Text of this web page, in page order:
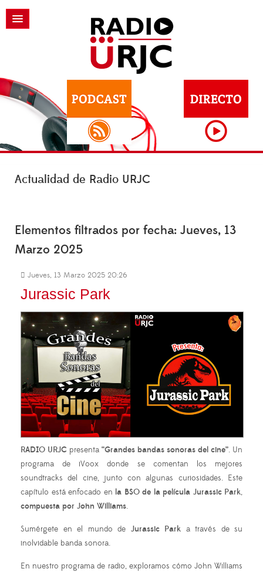
Actualidad de Radio URJC
Elementos filtrados por fecha: Jueves, 13
Marzo 2025
Jueves, 13 Marzo 2025 20:26
Jurassic Park
RADIO URJC presenta “Grandes bandas sonoras del cine”. Un
programa de iVoox donde se comentan los mejores
soundtracks del cine, junto con algunas curiosidades. Este
capítulo está enfocado en la BSO de la película Jurassic Park,
compuesta por John Williams.
Sumérgete en el mundo de Jurassic Park a través de su
inolvidable banda sonora.
En nuestro programa de radio, exploramos cómo John Williams